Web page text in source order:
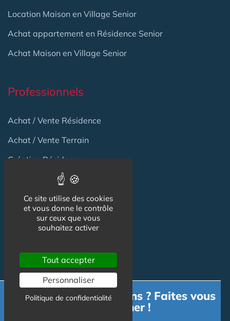
Location Maison en Village Senior
Achat appartement en Résidence Senior
Achat Maison en Village Senior
Professionnels
Achat / Vente Résidence
Achat / Vente Terrain
Création Résidence
Produits / Fournisseurs
Réglementation
Actu Marché
Formation
Habitat Groupé Senior
Besoin d'informations ? Faites vous
accompagner !
Ce site utilise des cookies
et vous donne le contrôle
sur ceux que vous
souhaitez activer
Tout accepter
Personnaliser
Politique de confidentialité